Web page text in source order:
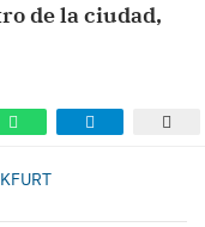
de la ciudad,